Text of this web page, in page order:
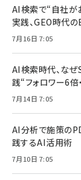
AI検索で“自社が
実践、GEO時代の
7月16日 7:05
AI検索時代、なぜ
践“フォロワー6
7月14日 7:05
AI分析で施策の
践するAI活用術
7月10日 7:05